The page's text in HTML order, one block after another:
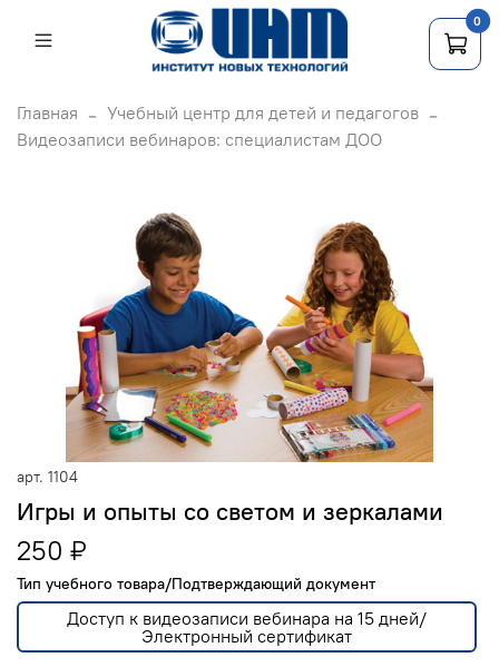
Главная
Учебный центр для детей и педагогов
Видеозаписи вебинаров: специалистам ДОО
арт. 1104
Игры и опыты со светом и зеркалами
250 ₽
Тип учебного товара/Подтверждающий документ
Доступ к видеозаписи вебинара на 15 дней/
Электронный сертификат
0